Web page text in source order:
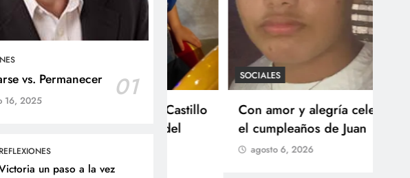
vs. Permanecer 01
16, 2025
REFLEXIONES
un paso a la vez
Andrés Bejarano Castillo
este domingo
6, 2026
SOCIALES
Con amor y alegría celebran
el cumpleaños de Juan
agosto 6, 2026